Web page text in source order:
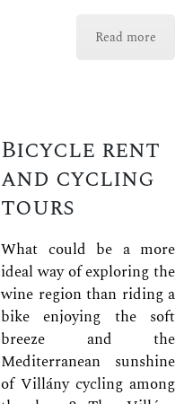
Read more
Bicycle rent
and cycling
tours
What could be a more
ideal way of exploring the
wine region than riding a
bike enjoying the soft
breeze and the
Mediterranean sunshine
of Villány cycling among